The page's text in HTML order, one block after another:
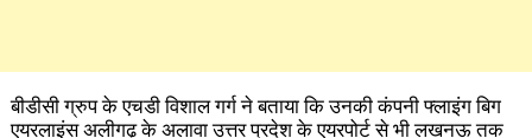
बीडीसी ग्रुप के एचडी विशाल गर्ग ने बताया कि उनकी कंपनी फ्लाइंग बिग
एयरलाइंस अलीगढ़ के अलावा उत्तर प्रदेश के एयरपोर्ट से भी लखनऊ तक